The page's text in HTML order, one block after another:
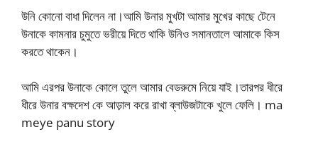
উনি কোনো বাধা দিলেন না।আমি উনার মুখটা আমার মুখের কাছে টেনে
উনাকে কামনার চুমুতে ভরীয়ে দিতে থাকি উনিও সমানতালে আমাকে কিস
করতে থাকেন।
আমি এরপর উনাকে কোলে তুলে আমার বেডরুমে নিয়ে যাই।তারপর ধীরে
ধীরে উনার বক্ষদেশ কে আড়াল করে রাখা ব্লাউজটাকে খুলে ফেলি। ma
meye panu story